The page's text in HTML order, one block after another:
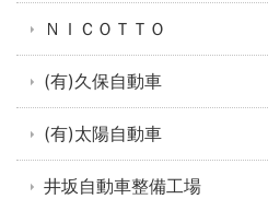
ＮＩＣＯＴＴＯ
(有)久保自動車
(有)太陽自動車
井坂自動車整備工場